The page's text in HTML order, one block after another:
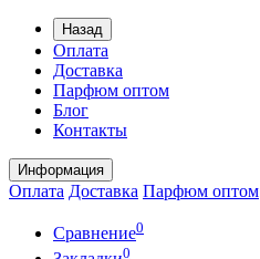
Назад
Оплата
Доставка
Парфюм оптом
Блог
Контакты
Информация
Оплата Доставка Парфюм оптом
Сравнение0
0